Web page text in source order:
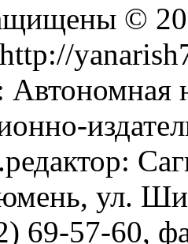
©
Автономная
ул.
69-57-60,